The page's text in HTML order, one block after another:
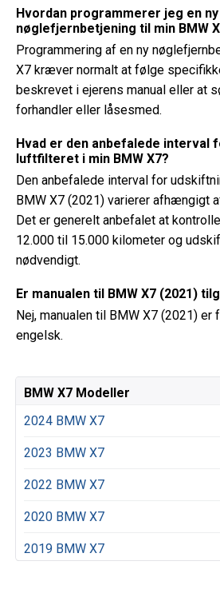
Hvordan programmerer jeg en ny
nøglefjernbetjening til min BMW
Programmering af en ny
X7 kræver normalt at følge
beskrevet i ejerens manual eller at
forhandler eller låsesmed.
Hvad er den anbefalede interval
luftfilteret i min BMW X7?
Den anbefalede interval for
BMW X7 (2021) varierer afhængigt
Det er generelt anbefalet at
12.000 til 15.000 kilometer og
nødvendigt.
Er manualen til BMW X7 (2021)
Nej, manualen til BMW X7 (2021)
engelsk.
BMW X7 Modeller
2024 BMW X7
2023 BMW X7
2022 BMW X7
2020 BMW X7
2019 BMW X7